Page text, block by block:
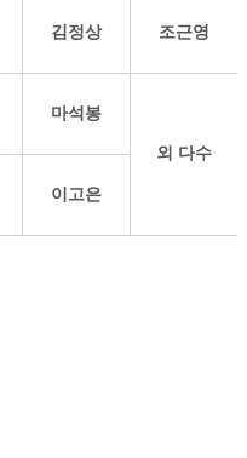
김정상 조근영
마석봉
외 다수
이고은